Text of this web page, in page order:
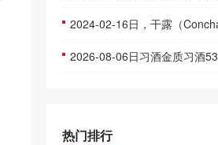
2024-02-16日，干露（Concha)魔爵750ML14.50度酒每
2026-08-06日习酒金质习酒53.00度酒价格为
热门排行